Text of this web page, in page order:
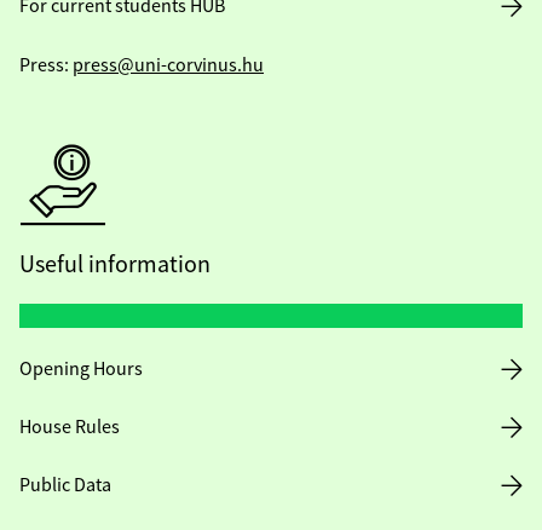
For current students HUB
Press: press@uni-corvinus.hu
Useful information
Opening Hours
House Rules
Public Data